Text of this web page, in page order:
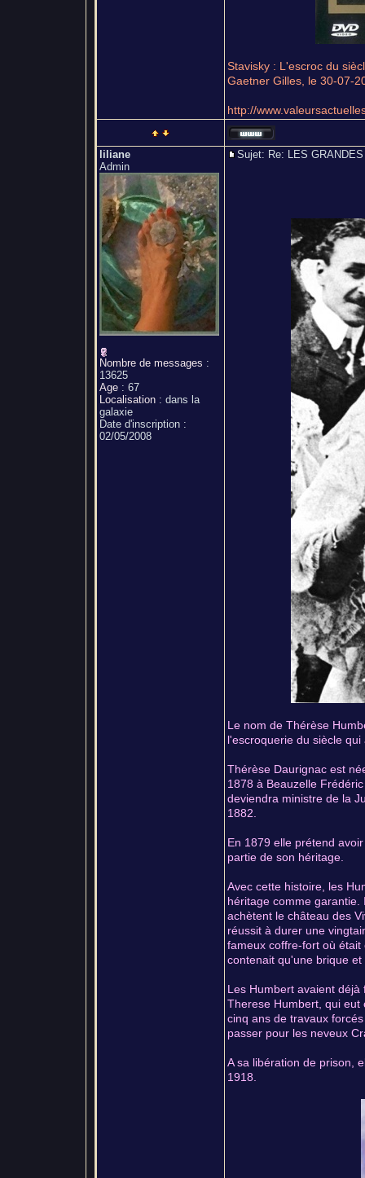
Stavisky : L'escroc du
Gaetner Gilles, le 30-07-
http://
liliane
Admin
Nombre de messages :
13625
Age: 67
Localisation: dans la
galaxie
Date d'inscription :
02/05/2008
Sujet: Re: LES
Le nom de Thérèse
l'escroquerie du siècle
Thérèse Daurignac est
1878 à Beauzelle
deviendra ministre de la
1882.
En 1879 elle prétend
partie de son héritage.
Avec cette histoire, les
héritage comme garantie.
achètent le château des
réussit à durer une
fameux coffre-fort où
contenait qu'une brique
Les Humbert avaient
Therese Humbert, qui
cinq ans de travaux
passer pour les neveux
A sa libération de prison,
1918.